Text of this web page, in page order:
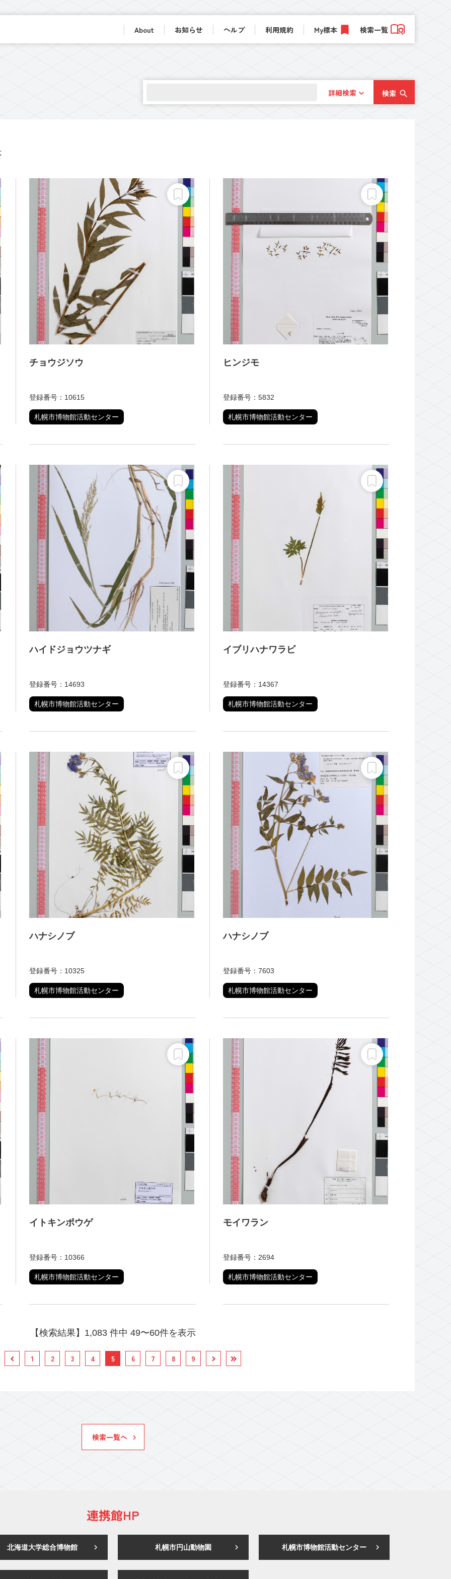
About お知らせ ヘルプ 利用規約 My標本 検索一覧
詳細検索 検索
チョウジソウ
登録番号：10615
札幌市博物館活動センター
ヒンジモ
登録番号：5832
札幌市博物館活動センター
ハイドジョウツナギ
登録番号：14693
札幌市博物館活動センター
イブリハナワラビ
登録番号：14367
札幌市博物館活動センター
ハナシノブ
登録番号：10325
札幌市博物館活動センター
ハナシノブ
登録番号：7603
札幌市博物館活動センター
イトキンポウゲ
登録番号：10366
札幌市博物館活動センター
モイワラン
登録番号：2694
札幌市博物館活動センター
【検索結果】1,083 件中 49〜60件を表示
1 2 3 4 5 6 7 8 9
検索一覧へ
連携館HP
北海道大学総合博物館 札幌市円山動物園 札幌市博物館活動センター